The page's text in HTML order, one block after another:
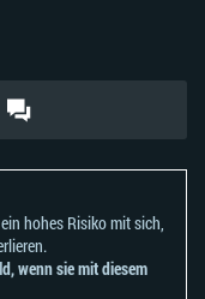
hohes Risiko mit sich,
wenn sie mit diesem